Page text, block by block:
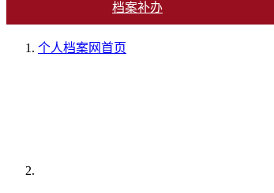
档案补办
个人档案网首页